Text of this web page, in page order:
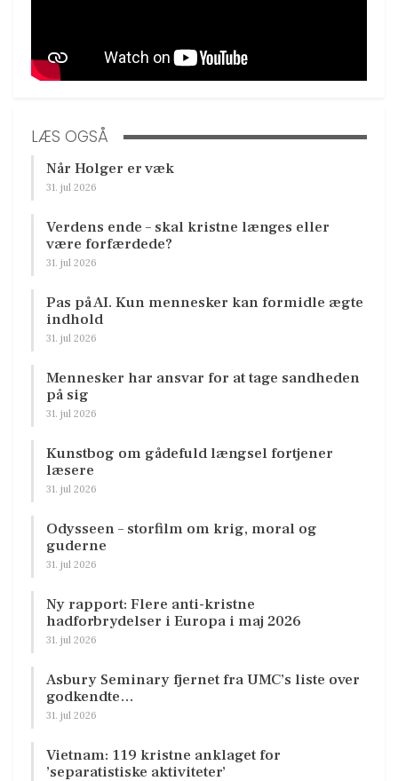
LÆS OGSÅ
Når Holger er væk
31. jul 2026
Verdens ende – skal kristne længes eller
være forfærdede?
31. jul 2026
Pas på AI. Kun mennesker kan formidle ægte
indhold
31. jul 2026
Mennesker har ansvar for at tage sandheden
på sig
31. jul 2026
Kunstbog om gådefuld længsel fortjener
læsere
31. jul 2026
Odysseen – storfilm om krig, moral og
guderne
31. jul 2026
Ny rapport: Flere anti-kristne
hadforbrydelser i Europa i maj 2026
31. jul 2026
Asbury Seminary fjernet fra UMC’s liste over
godkendte…
31. jul 2026
Vietnam: 119 kristne anklaget for
’separatistiske aktiviteter’